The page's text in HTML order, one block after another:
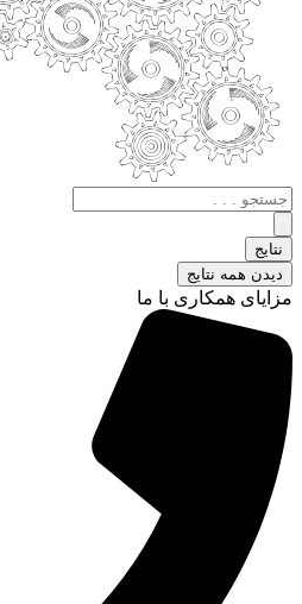
جستجو
.
.
.
نتایج
دیدن همه نتایج
مزایای همکاری با ما